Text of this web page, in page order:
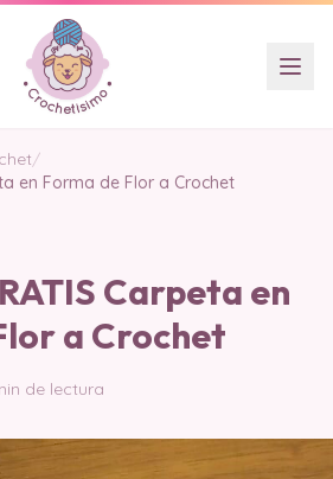
/
en Forma de Flor a Crochet
Carpeta en
a Crochet
de lectura